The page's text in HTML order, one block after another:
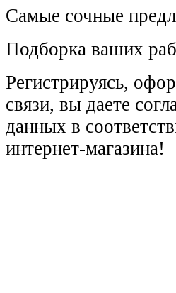
Самые сочные
Подборка ваших
Регистрируясь,
связи, вы даете
данных в
интернет-магазина!